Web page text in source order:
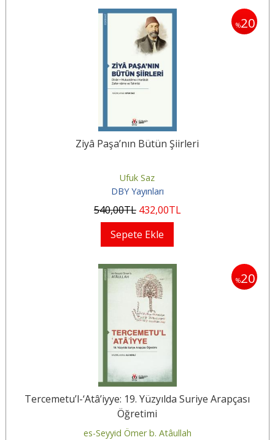
%20
Ziyâ Paşa’nın Bütün Şiirleri
Ufuk Saz
DBY Yayınları
540,00TL 432,00TL
Sepete Ekle
%20
Tercemetu’l-‘Atâ’iyye: 19. Yüzyılda Suriye Arapçası
Öğretimi
es-Seyyid Ömer b. Atâullah